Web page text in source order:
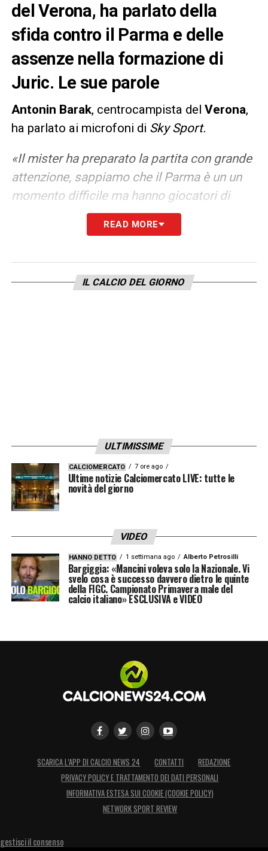
del Verona, ha parlato della
sfida contro il Parma e delle
assenze nella formazione di
Juric. Le sue parole
Antonin Barak, centrocampista del Verona,
ha parlato ai microfoni di Sky Sport.
«Il mister ha preparato la partita con grande
attenzione, sappiamo che il Parma è un un
momento difficile ma hanno giocatori di
qualità, soprattutto davanti che sono veloci.
Dobbiamo stare attenti e fare il meglio per
abbiamo una rosa con qualità e dobbiamo
READ MORE
IL CALCIO DEL GIORNO
ULTIMISSIME
CALCIOMERCATO 7 ore ago
Ultime notizie Calciomercato LIVE: tutte le
novità del giorno
VIDEO
HANNO DETTO 1 settimana ago Alberto Petrosilli
Bargiggia: «Mancini voleva solo la Nazionale. Vi
svelo cosa è successo davvero dietro le quinte
della FIGC. Campionato Primavera male del
calcio italiano» ESCLUSIVA e VIDEO
SCARICA L’APP DI CALCIO NEWS 24 CONTATTI
REDAZIONE
PRIVACY POLICY E TRATTAMENTO DEI DATI PERSONALI
INFORMATIVA ESTESA SUI COOKIE (COOKIE POLICY)
NETWORK SPORT REVIEW
gestisci il consenso